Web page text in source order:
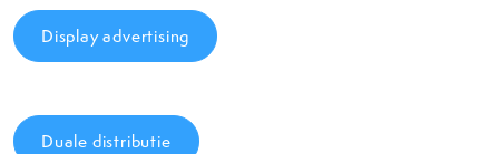
Display advertising
Duale distributie